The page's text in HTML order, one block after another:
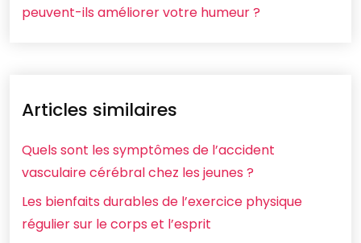
peuvent-ils améliorer votre humeur ?
Articles similaires
Quels sont les symptômes de l’accident
vasculaire cérébral chez les jeunes ?
Les bienfaits durables de l’exercice physique
régulier sur le corps et l’esprit